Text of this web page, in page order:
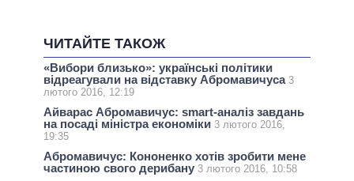
ЧИТАЙТЕ ТАКОЖ
«Вибори близько»: українські політики
відреагували на відставку Абромавичуса 3
лютого 2016, 12:19
Айварас Абромавичус: smart-аналіз завдань
на посаді міністра економіки 3 лютого 2016,
19:35
Абромавичус: Кононенко хотів зробити мене
частиною свого дерибану 3 лютого 2016, 10:58